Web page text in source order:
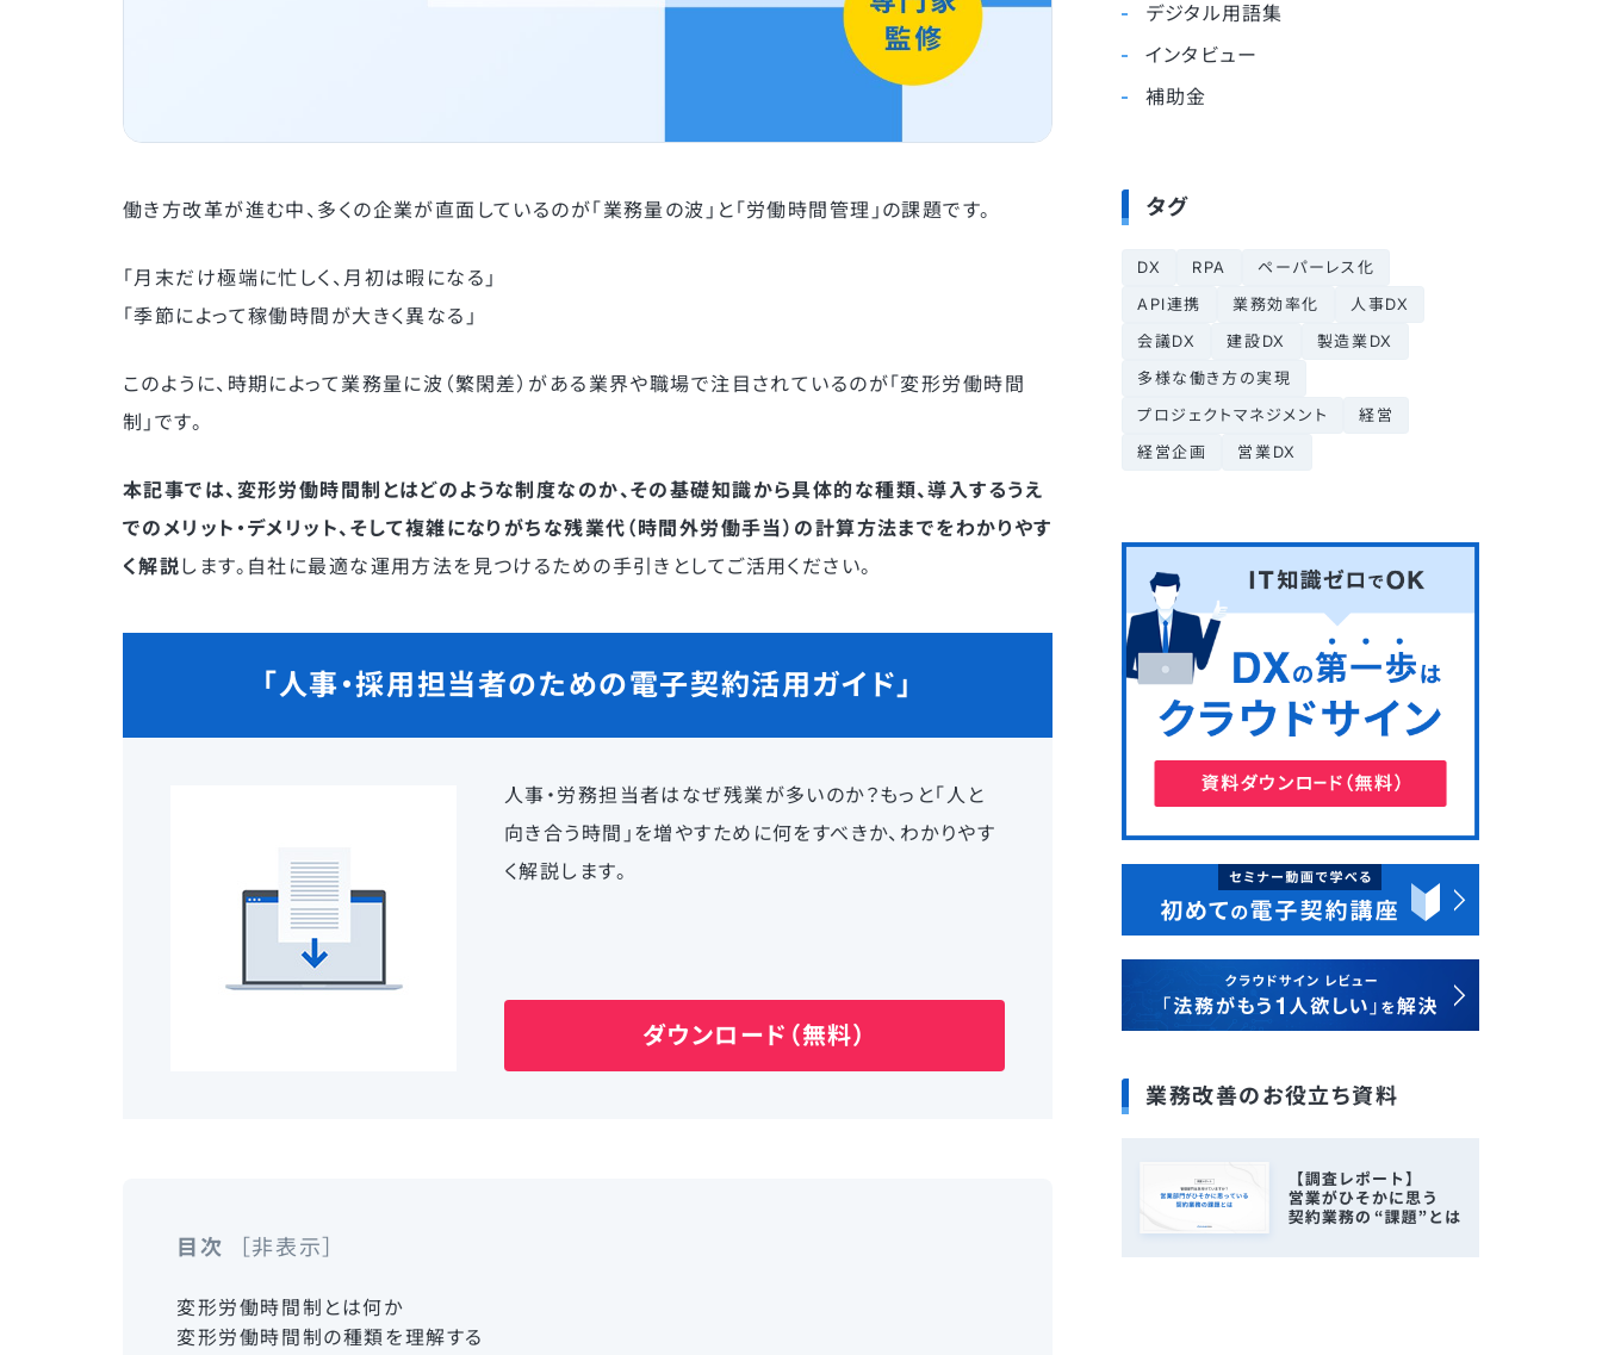
働き方改革が進む中、多くの企業が直面しているのが「業務量の波」と「労働時間管理」の課題です。
「月末だけ極端に忙しく、月初は暇になる」
「季節によって稼働時間が大きく異なる」
このように、時期によって業務量に波（繁閑差）がある業界や職場で注目されているのが「変形労働時間
制」です。
本記事では、変形労働時間制とはどのような制度なのか、その基礎知識から具体的な種類、導入するうえ
でのメリット・デメリット、そして複雑になりがちな残業代（時間外労働手当）の計算方法までをわかりやす
く解説します。自社に最適な運用方法を見つけるための手引きとしてご活用ください。
「人事・採用担当者のための電子契約活用ガイド」
人事・労務担当者はなぜ残業が多いのか？もっと「人と
向き合う時間」を増やすために何をすべきか、わかりやす
く解説します。
ダウンロード（無料）
目次 非表示
変形労働時間制とは何か
変形労働時間制の種類を理解する
デジタル用語集
インタビュー
補助金
タグ
DX RPA
ペーパーレス化
API連携
業務効率化
人事DX
会議DX
建設DX
製造業DX
多様な働き方の実現
プロジェクトマネジメント
経営
経営企画
営業DX
業務改善のお役立ち資料